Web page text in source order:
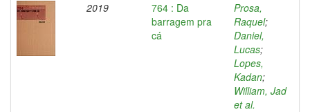
2019
764 : Da
barragem pra
cá
Prosa,
Raquel;
Daniel,
Lucas;
Lopes,
Kadan;
William, Jad
et al.